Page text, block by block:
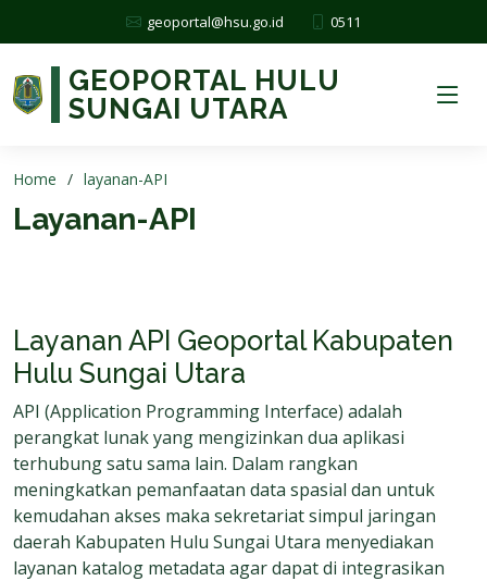
geoportal@hsu.go.id 0511
GEOPORTAL HULU
SUNGAI UTARA
Home layanan-API
Layanan-API
Layanan API Geoportal Kabupaten
Hulu Sungai Utara
API (Application Programming Interface) adalah
perangkat lunak yang mengizinkan dua aplikasi
terhubung satu sama lain. Dalam rangkan
meningkatkan pemanfaatan data spasial dan untuk
kemudahan akses maka sekretariat simpul jaringan
daerah Kabupaten Hulu Sungai Utara menyediakan
layanan katalog metadata agar dapat di integrasikan